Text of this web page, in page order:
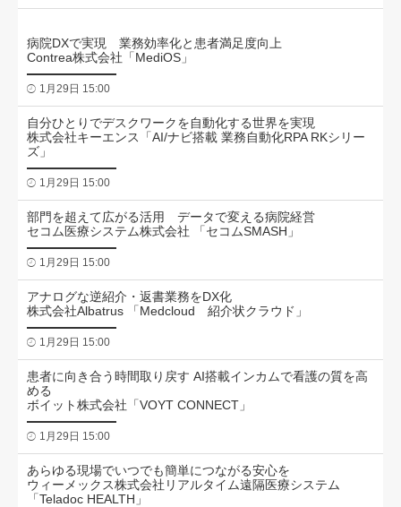
病院DXで実現 業務効率化と患者満足度向上
Contrea株式会社「MediOS」
1月29日 15:00
自分ひとりでデスクワークを自動化する世界を実現
株式会社キーエンス「AI/ナビ搭載 業務自動化RPA RKシリー
ズ」
1月29日 15:00
部門を超えて広がる活用 データで変える病院経営
セコム医療システム株式会社 「セコムSMASH」
1月29日 15:00
アナログな逆紹介・返書業務をDX化
株式会社Albatrus 「Medcloud 紹介状クラウド」
1月29日 15:00
患者に向き合う時間取り戻す AI搭載インカムで看護の質を高
める
ボイット株式会社「VOYT CONNECT」
1月29日 15:00
あらゆる現場でいつでも簡単につながる安心を
ウィーメックス株式会社リアルタイム遠隔医療システム
「Teladoc HEALTH」